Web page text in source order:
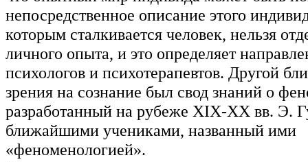
непосредственное описание этого
которым сталкивается человек, нельзя
личного опыта, и это определяет
психологов и психотерапевтов. Другой
зрения на сознание был свод знаний о
разработанный на рубеже XIX-XX вв. Э.
ближайшими учениками, названный ими
«феноменологией».